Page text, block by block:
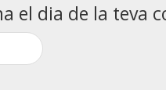
el dia de la teva